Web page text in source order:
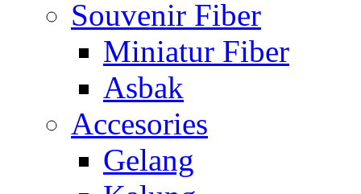
Souvenir Fiber
Miniatur Fiber
Asbak
Accesories
Gelang